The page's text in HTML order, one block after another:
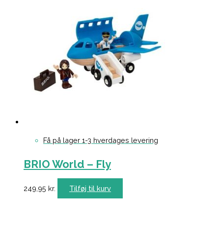
Få på lager 1-3 hverdages levering
BRIO World – Fly
249,95 kr. Tilføj til kurv